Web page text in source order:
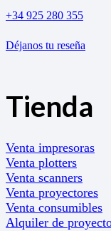
+34 925 280 355
Déjanos tu reseña
Tienda
Venta impresoras
Venta plotters
Venta scanners
Venta proyectores
Venta consumibles
Alquiler de